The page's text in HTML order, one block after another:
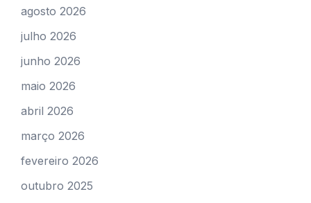
agosto 2026
julho 2026
junho 2026
maio 2026
abril 2026
março 2026
fevereiro 2026
outubro 2025